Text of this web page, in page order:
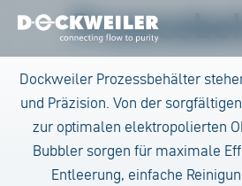
Landing page
Dockweiler Prozessbehälter
und Präzision. Von der
zur optimalen elektropolierten
Bubbler sorgen für maximale
Entleerung, einfache